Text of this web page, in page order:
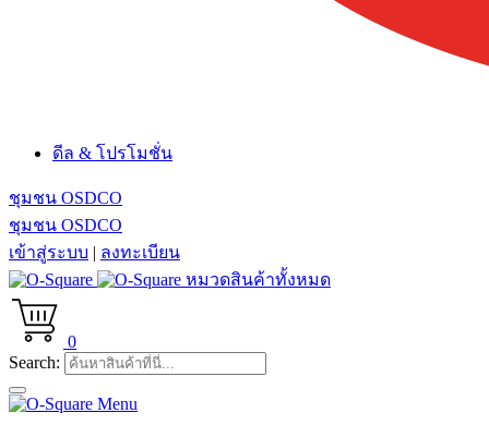
ดีล & โปรโมชั่น
ชุมชน OSDCO
ชุมชน OSDCO
เข้าสู่ระบบ | ลงทะเบียน
หมวดสินค้าทั้งหมด
0
Search:
Menu